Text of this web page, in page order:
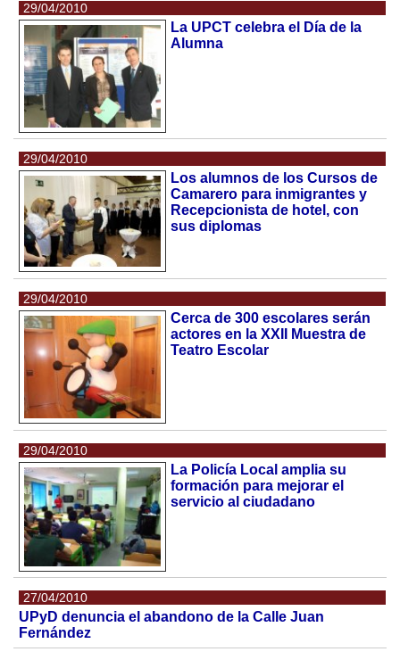
29/04/2010
La UPCT celebra el Día de la
Alumna
29/04/2010
Los alumnos de los Cursos de
Camarero para inmigrantes y
Recepcionista de hotel, con
sus diplomas
29/04/2010
Cerca de 300 escolares serán
actores en la XXII Muestra de
Teatro Escolar
29/04/2010
La Policía Local amplia su
formación para mejorar el
servicio al ciudadano
27/04/2010
UPyD denuncia el abandono de la Calle Juan
Fernández